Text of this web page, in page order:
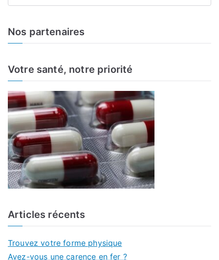
f
Nos partenaires
Votre santé, notre priorité
Articles récents
Trouvez votre forme physique
Avez-vous une carence en fer ?